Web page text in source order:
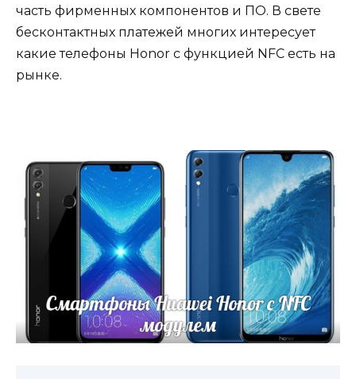
часть фирменных компонентов и ПО. В свете
бесконтактных платежей многих интересует
какие телефоны Honor с функцией NFC есть на
рынке.